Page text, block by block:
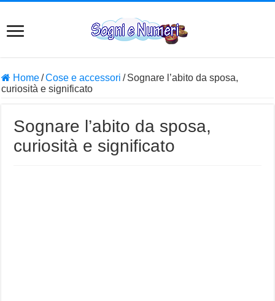
Home/Cose e accessori / Sognare l’abito da sposa,
curiosità e significato
Sognare l’abito da sposa,
curiosità e significato